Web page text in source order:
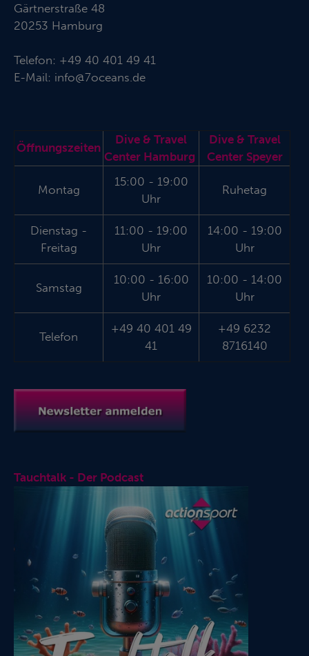
Gärtnerstraße 48
20253 Hamburg
Telefon: +49 40 401 49 41
E-Mail: info@7oceans.de
Öffnungszeiten
Dive & Travel
Center Hamburg
Dive & Travel
Center Speyer
Montag
15:00 - 19:00
Uhr
Ruhetag
Dienstag -
Freitag
11:00 - 19:00
Uhr
14:00 - 19:00
Uhr
Samstag
10:00 - 16:00
Uhr
10:00 - 14:00
Uhr
Telefon
+49 40 401 49
41
+49 6232
8716140
Tauchtalk - Der Podcast